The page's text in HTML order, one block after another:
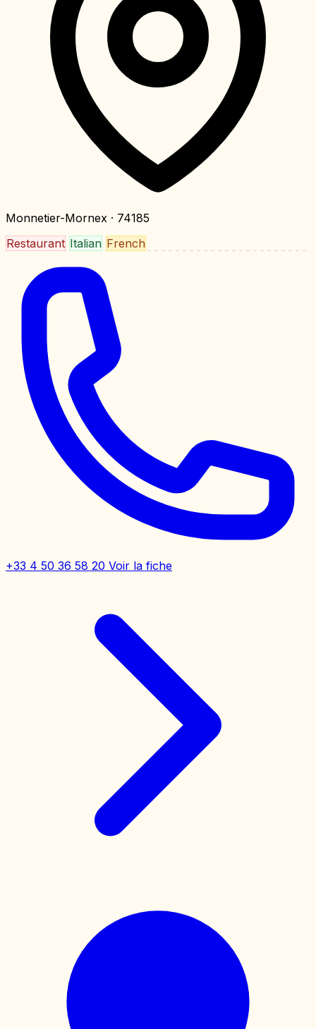
Monnetier-Mornex · 74185
Restaurant Italian French
+33 4 50 36 58 20 Voir la fiche